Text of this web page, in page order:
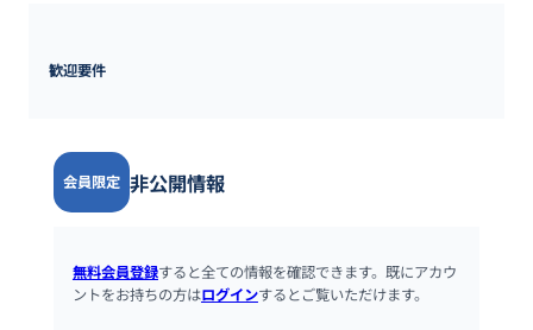
歓迎要件
会員限定 非公開情報
無料会員登録すると全ての情報を確認できます。既にアカウ
ントをお持ちの方はログインするとご覧いただけます。